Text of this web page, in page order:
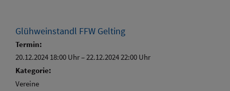
Glühweinstandl FFW Gelting
Termin:
20.12.2024 18:00 Uhr–22.12.2024 22:00 Uhr
Kategorie:
Vereine